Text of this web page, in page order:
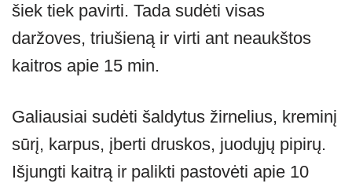
šiek tiek pavirti. Tada sudėti visas
daržoves, triušieną ir virti ant neaukštos
kaitros apie 15 min.
Galiausiai sudėti šaldytus žirnelius, kreminį
sūrį, karpus, įberti druskos, juodųjų pipirų.
Išjungti kaitrą ir palikti pastovėti apie 10